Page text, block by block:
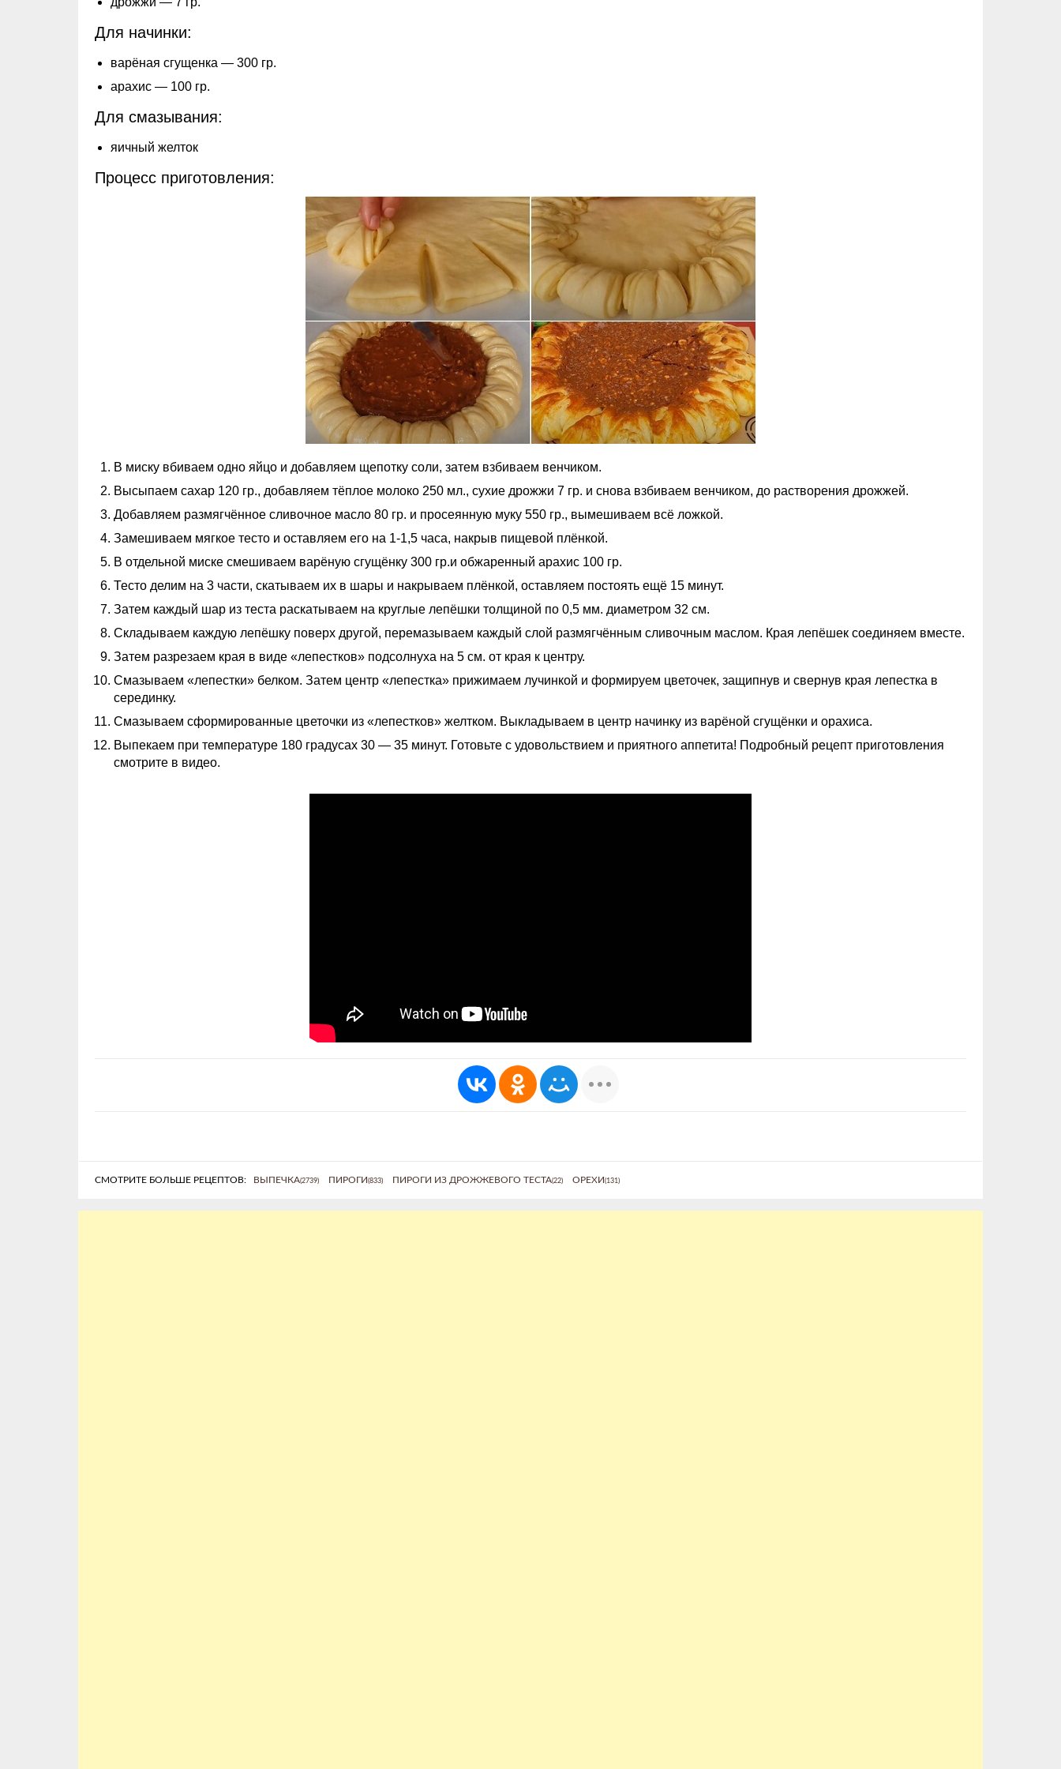
Для начинки:
варёная сгущенка — 300 гр.
арахис — 100 гр.
Для смазывания:
яичный желток
Процесс приготовления:
В миску вбиваем одно яйцо и добавляем щепотку соли, затем взбиваем венчиком.
Высыпаем сахар 120 гр., добавляем тёплое молоко 250 мл., сухие дрожжи 7 гр. и снова взбиваем венчиком, до растворения дрожжей.
Добавляем размягчённое сливочное масло 80 гр. и просеянную муку 550 гр., вымешиваем всё ложкой.
Замешиваем мягкое тесто и оставляем его на 1-1,5 часа, накрыв пищевой плёнкой.
В отдельной миске смешиваем варёную сгущёнку 300 гр.и обжаренный арахис 100 гр.
Тесто делим на 3 части, скатываем их в шары и накрываем плёнкой, оставляем постоять ещё 15 минут.
Затем каждый шар из теста раскатываем на круглые лепёшки толщиной по 0,5 мм. диаметром 32 см.
Складываем каждую лепёшку поверх другой, перемазываем каждый слой размягчённым сливочным маслом. Края лепёшек соединяем вместе.
Затем разрезаем края в виде «лепестков» подсолнуха на 5 см. от края к центру.
Смазываем «лепестки» белком. Затем центр «лепестка» прижимаем лучинкой и формируем цветочек, защипнув и свернув края лепестка в
серединку.
Смазываем сформированные цветочки из «лепестков» желтком. Выкладываем в центр начинку из варёной сгущёнки и орахиса.
Выпекаем при температуре 180 градусах 30 — 35 минут. Готовьте с удовольствием и приятного аппетита! Подробный рецепт приготовления
смотрите в видео.
СМОТРИТЕ БОЛЬШЕ РЕЦЕПТОВ: ВЫПЕЧКА(2739) ПИРОГИ(833) ПИРОГИ ИЗ ДРОЖЖЕВОГО ТЕСТА(22) ОРЕХИ(131)